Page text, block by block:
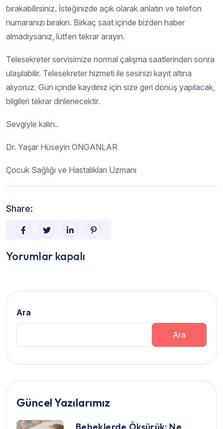
bırakabilirsiniz. İsteğinizde açık olarak anlatın ve telefon
numaranızı bırakın. Birkaç saat içinde bizden haber
almadıysanız, lütfen tekrar arayın.
Telesekreter servisimize normal çalışma saatlerinden sonra
ulaşılabilir. Telesekreter hizmeti ile sesinizi kayıt altına
alıyoruz. Gün içinde kaydınız için size geri dönüş yapılacak,
bilgileri tekrar dinlenecektir.
Sevgiyle kalın..
Dr. Yaşar Hüseyin ONGANLAR
Çocuk Sağlığı ve Hastalıkları Uzmanı
Share:
Yorumlar kapalı
Ara
Ara
Güncel Yazılarımız